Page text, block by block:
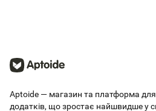
Aptoide — магазин та платформа
додатків, що зростає найшвидше у